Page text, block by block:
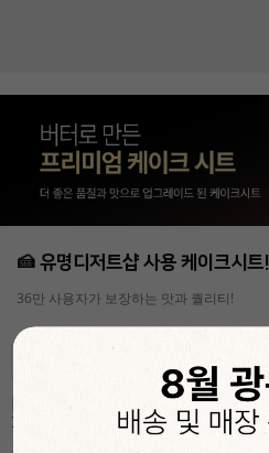
🍰 유명디저트샵 사용 케이크시트!
36만 사용자가 보장하는 맛과 퀄리티!